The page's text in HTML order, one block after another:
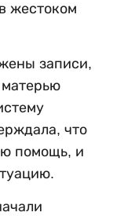
жестоком
записи,
что
помощь, и